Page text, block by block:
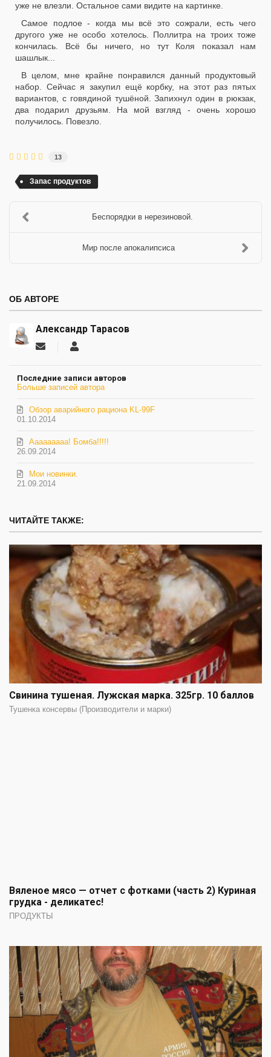
уже не влезли. Остальное сами видите на картинке.
Самое подлое - когда мы всё это сожрали, есть чего
другого уже не особо хотелось. Поллитра на троих тоже
кончилась. Всё бы ничего, но тут Коля показал нам
шашлык...
В целом, мне крайне понравился данный продуктовый
набор. Сейчас я закупил ещё корбку, на этот раз пятых
вариантов, с говядиной тушёной. Запихнул один в рюкзак,
два подарил друзьям. На мой взгляд - очень хорошо
получилось. Повезло.
13
Запас продуктов
Беспорядки в нерезиновой.
Мир после апокалипсиса
ОБ АВТОРЕ
Александр Тарасов
Подписаться
автора
Последние записи авторов
Больше записей автора
01.10.2014
Обзор аварийного рациона KL-99F
26.09.2014
Ааааааааа! Бомба!!!!!
21.09.2014
Мои новинки.
ЧИТАЙТЕ ТАКЖЕ:
Свинина тушеная. Лужская марка. 325гр. 10 баллов
Тушенка консервы (Производители и марки)
Вяленое мясо — отчет с фотками (часть 2) Куриная
грудка - деликатес!
ПРОДУКТЫ